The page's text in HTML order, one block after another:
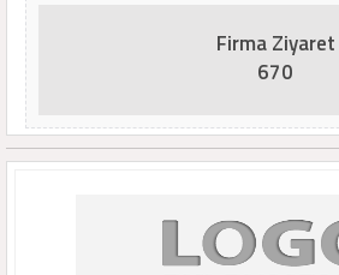
Firma Ziyaret
670